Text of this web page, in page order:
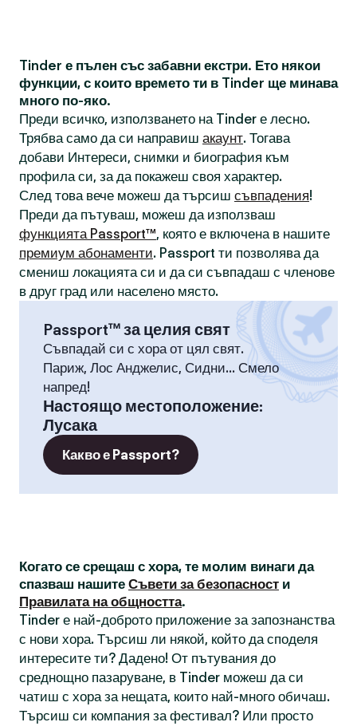
Tinder е пълен със забавни екстри. Ето някои
функции, с които времето ти в Tinder ще минава
много по-яко.
Преди всичко, използването на Tinder е лесно.
Трябва само да си направиш акаунт. Тогава
добави Интереси, снимки и биография към
профила си, за да покажеш своя характер.
След това вече можеш да търсиш съвпадения!
Преди да пътуваш, можеш да използваш
функцията Passport™, която е включена в нашите
премиум абонаменти. Passport ти позволява да
смениш локацията си и да си съвпадаш с членове
в друг град или населено място.
Passport™ за целия свят
Съвпадай си с хора от цял свят.
Париж, Лос Анджелис, Сидни... Смело
напред!
Настоящо местоположение:
Лусака
Какво е Passport?
Когато се срещаш с хора, те молим винаги да
спазваш нашите Съвети за безопасност и
Правилата на общността.
Tinder е най-доброто приложение за запознанства
с нови хора. Търсиш ли някой, който да споделя
интересите ти? Дадено! От пътувания до
среднощно пазаруване, в Tinder можеш да си
чатиш с хора за нещата, които най-много обичаш.
Търсиш си компания за фестивал? Или просто